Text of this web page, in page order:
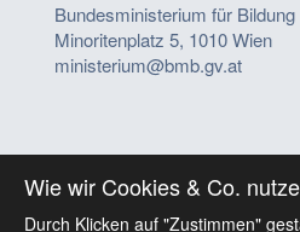
Bundesministerium für Bildung
Minoritenplatz 5, 1010 Wien
ministerium@bmb.gv.at
Wie wir Cookies & Co.
Durch Klicken auf "Zustimmen"